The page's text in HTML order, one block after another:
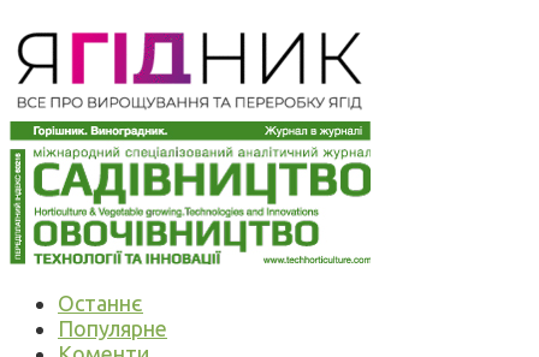
Останнє
Популярне